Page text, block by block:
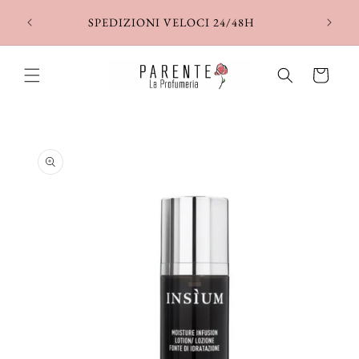
direttamente
SPEDIZIONI VELOCI 24/48H
Carrello
informazioni
sul prodotto